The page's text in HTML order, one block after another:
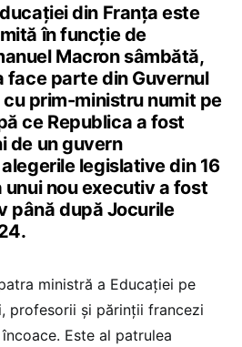
din Franța este
în funcție de
Macron sâmbătă,
face parte din Guvernul
cu prim-ministru numit pe
ce Republica a fost
de un guvern
legislative din 16
unui nou executiv a fost
până după Jocurile
ministră a Educației pe
profesorii și părinții francezi
Este al patrulea